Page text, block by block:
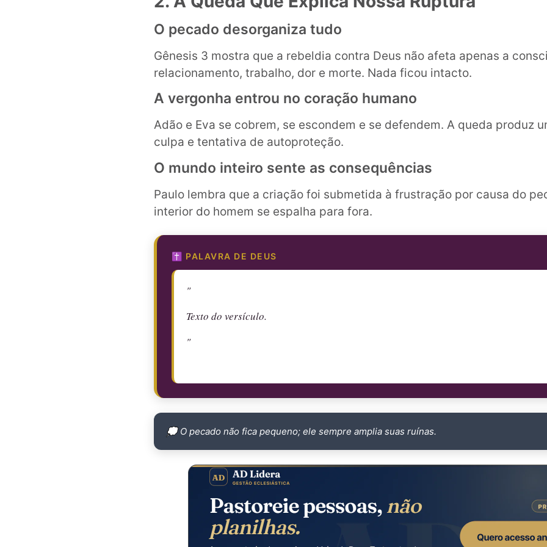
O pecado desorganiza tudo
Gênesis 3 mostra que a rebeldia contra Deus não afeta apenas a
relacionamento, trabalho, dor e morte. Nada ficou intacto.
A vergonha entrou no coração humano
Adão e Eva se cobrem, se escondem e se defendem. A queda produz
culpa e tentativa de autoproteção.
O mundo inteiro sente as consequências
Paulo lembra que a criação foi submetida à frustração por causa do
interior do homem se espalha para fora.
✝️ PALAVRA DE DEUS
"
Texto do versículo.
"
💭 O pecado não fica pequeno; ele sempre amplia suas ruínas.